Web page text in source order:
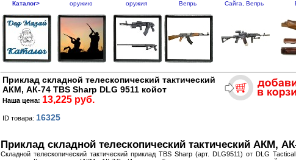
Каталог>
оружию
оружия
Вепрь
Сайга, Вепрь
Приклад складной телескопический тактический
АКМ, АК-74 TBS Sharp DLG 9511 койот
Наша цена: 13,225 руб.
ID товара: 16325
Приклад складной телескопический тактический АКМ,
Складной телескопический тактический приклад TBS Sharp (арт. DLG9511) от DLG